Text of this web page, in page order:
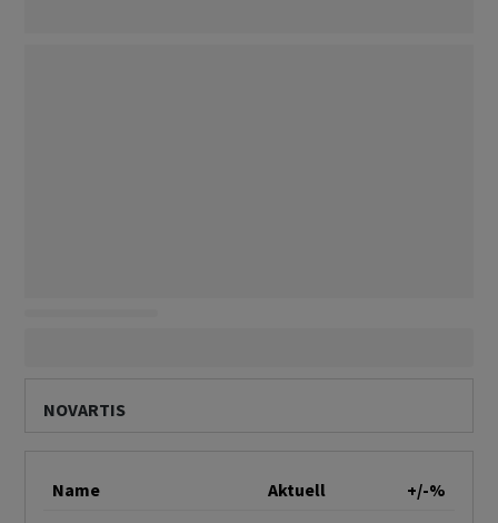
NOVARTIS
Name Aktuell
+/-%